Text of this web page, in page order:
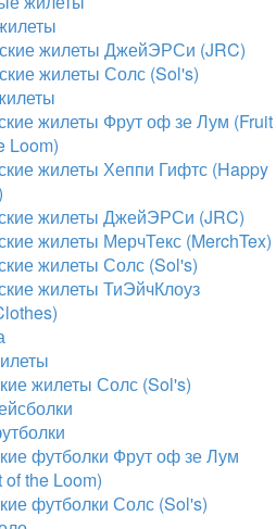
жилеты ДжейЭРСи (JRC)
жилеты Солс (Sol's)
жилеты Фрут оф зе Лум (Fruit
Loom)
жилеты Хеппи Гифтс (Happy
жилеты ДжейЭРСи (JRC)
жилеты МерчТекс (MerchTex)
жилеты Солс (Sol's)
жилеты ТиЭйчКлоуз
жилеты Солс (Sol's)
футболки Фрут оф зе Лум
of the Loom)
футболки Солс (Sol's)